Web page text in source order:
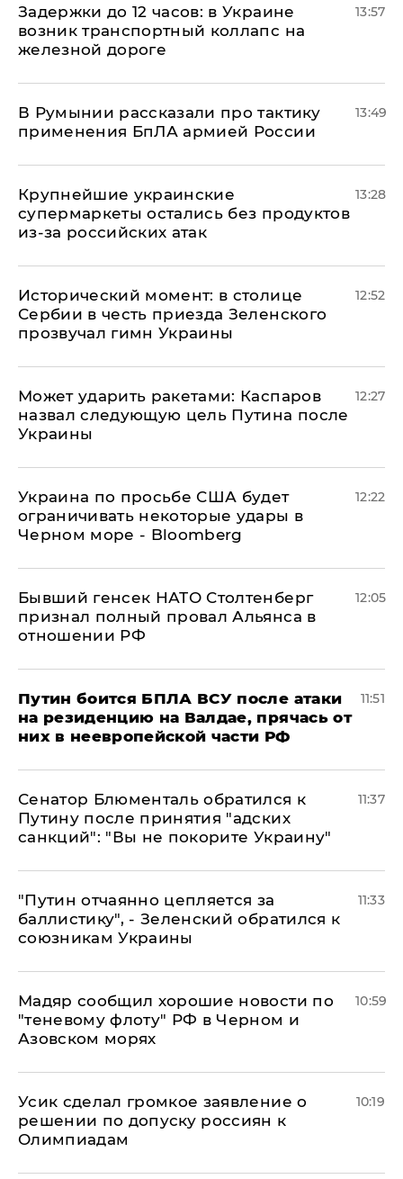
Задержки до 12 часов: в Украине
возник транспортный коллапс на
железной дороге
13:57
В Румынии рассказали про тактику
применения БпЛА армией России
13:49
Крупнейшие украинские
супермаркеты остались без продуктов
из-за российских атак
13:28
Исторический момент: в столице
Сербии в честь приезда Зеленского
прозвучал гимн Украины
12:52
Может ударить ракетами: Каспаров
назвал следующую цель Путина после
Украины
12:27
Украина по просьбе США будет
ограничивать некоторые удары в
Черном море - Bloomberg
12:22
Бывший генсек НАТО Столтенберг
признал полный провал Альянса в
отношении РФ
12:05
Путин боится БПЛА ВСУ после атаки
на резиденцию на Валдае, прячась от
них в неевропейской части РФ
11:51
Сенатор Блюменталь обратился к
Путину после принятия "адских
санкций": "Вы не покорите Украину"
11:37
"Путин отчаянно цепляется за
баллистику", - Зеленский обратился к
союзникам Украины
11:33
Мадяр сообщил хорошие новости по
"теневому флоту" РФ в Черном и
Азовском морях
10:59
Усик сделал громкое заявление о
решении по допуску россиян к
Олимпиадам
10:19